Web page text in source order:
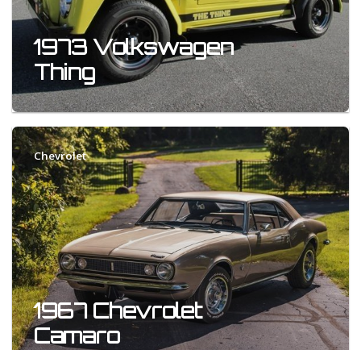
1973 Volkswagen
Thing
Chevrolet
1967 Chevrolet
Camaro